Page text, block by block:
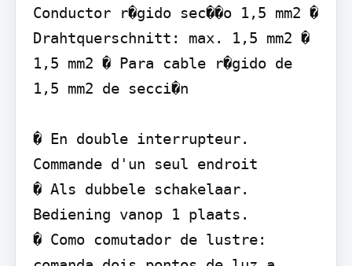
Conductor r�gido sec��o 1,5 mm2 �
Drahtquerschnitt: max. 1,5 mm2 �
1,5 mm2 � Para cable r�gido de
1,5 mm2 de secci�n
� En double interrupteur.
Commande d'un seul endroit
� Als dubbele schakelaar.
Bediening vanop 1 plaats.
� Como comutador de lustre: